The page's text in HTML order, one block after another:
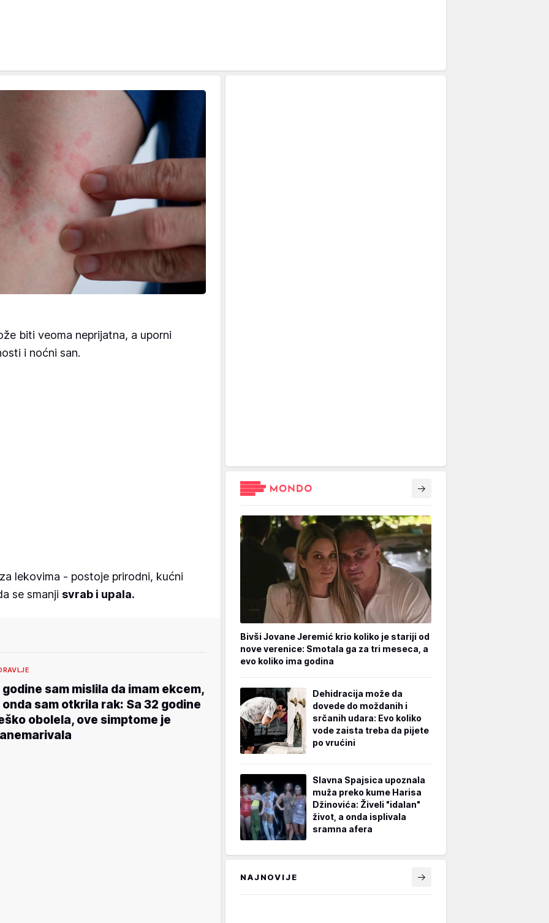
biti veoma neprijatna, a uporni
i noćni san.
lekovima - postoje prirodni, kućni
se smanji svrab i upala.
godine sam mislila da imam ekcem,
onda sam otkrila rak: Sa 32 godine
obolela, ove simptome je
Bivši Jovane Jeremić krio koliko je stariji od
nove verenice: Smotala ga za tri meseca, a
evo koliko ima godina
Dehidracija može da
dovede do moždanih i
srčanih udara: Evo koliko
vode zaista treba da pijete
po vrućini
Slavna Spajsica upoznala
muža preko kume Harisa
Džinovića: Živeli "idalan"
život, a onda isplivala
sramna afera
NAJNOVIJE